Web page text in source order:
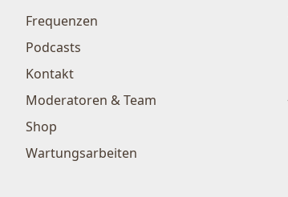
Frequenzen
Podcasts
Kontakt
Moderatoren & Team
Shop
Wartungsarbeiten